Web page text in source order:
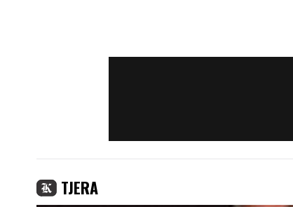
TJERA